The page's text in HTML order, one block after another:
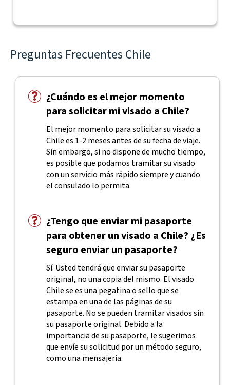
Preguntas Frecuentes Chile
¿Cuándo es el mejor momento
para solicitar mi visado a Chile?
El mejor momento para solicitar su visado a
Chile es 1-2 meses antes de su fecha de viaje.
Sin embargo, si no dispone de mucho tiempo,
es posible que podamos tramitar su visado
con un servicio más rápido siempre y cuando
el consulado lo permita.
¿Tengo que enviar mi pasaporte
para obtener un visado a Chile? ¿Es
seguro enviar un pasaporte?
Sí. Usted tendrá que enviar su pasaporte
original, no una copia del mismo. El visado
Chile se es una pegatina o sello que se
estampa en una de las páginas de su
pasaporte. No se pueden tramitar visados sin
su pasaporte original. Debido a la
importancia de su pasaporte, le sugerimos
que envíe su solicitud por un método seguro,
como una mensajería.